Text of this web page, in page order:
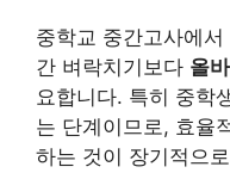
중학교 중간고사에
간 벼락치기보다 올
요합니다. 특히 중학
는 단계이므로, 효율
하는 것이 장기적으